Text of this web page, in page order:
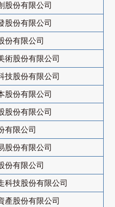
股份有限公司
股份有限公司
份有限公司
術股份有限公司
技股份有限公司
股份有限公司
股份有限公司
有限公司
股份有限公司
份有限公司
科技股份有限公司
產股份有限公司